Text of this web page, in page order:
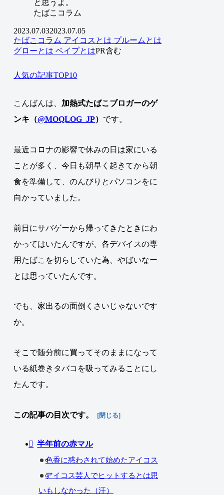
たばこコラム
2023.07.032023.07.05
たばこコラム アイコスとは プルームとは
グローとは ベイプとはPR含む
人気の記事TOP10
こんばんは、 加熱式たばこブロガーのゲ
ンキ（@MOQLOG_JP） です。
最近コロナの影響で休みの日は家にいる
ことが多く、今日も朝早く起きてから朝
食を準備して、のんびりとパソコンをに
向かっていました。
前日にサバゲーから帰ってきたときにわ
かってはいたんですが、各デバイスの専
用たばこを切らしていた為、やばいなー
とは思っていたんです。
でも、家出るの面倒くさいじゃないです
か。
そこで随分前に買ってそのままになって
いる紙巻きタバコを吸ってみることにし
たんです。
この記事の目次です。
半年前の赤マル
色香に惑わされて始めたアイコス
アイコス芸人でヒットするとは思
いもしなかった（汗）